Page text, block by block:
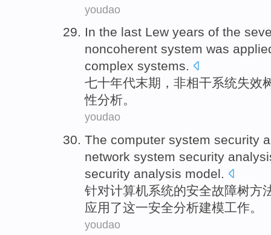
youdao
In the last Lew years of the
noncoherent system was
complex systems.
七十年代末期 ， 非相干系统失效
性分析。
youdao
The computer system security
network system security
security analysis model.
针对计算机系统的安全故障树方
应用了这一安全分析建模工作。
youdao